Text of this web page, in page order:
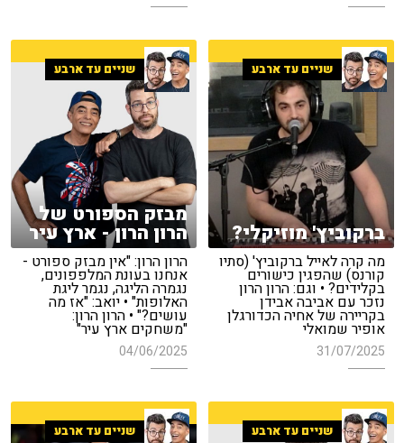
שניים עד ארבע
ברקוביץ' מוזיקלי?
מה קרה לאייל ברקוביץ' (סתיו
קורנס) שהפגין כישורים
בקלידים? • וגם: הרון הרון
נזכר עם אביבה אבידן
בקריירה של אחיה הכדורגלן
אופיר שמואלי
31/07/2025
שניים עד ארבע
מבזק הספורט של
הרון הרון - ארץ עיר
הרון הרון: "אין מבזק ספורט -
אנחנו בעונת המלפפונים,
נגמרה הליגה, נגמר ליגת
האלופות" • יואב: "אז מה
עושים?" • הרון הרון:
"משחקים ארץ עיר"
04/06/2025
שניים עד ארבע שניים עד ארבע